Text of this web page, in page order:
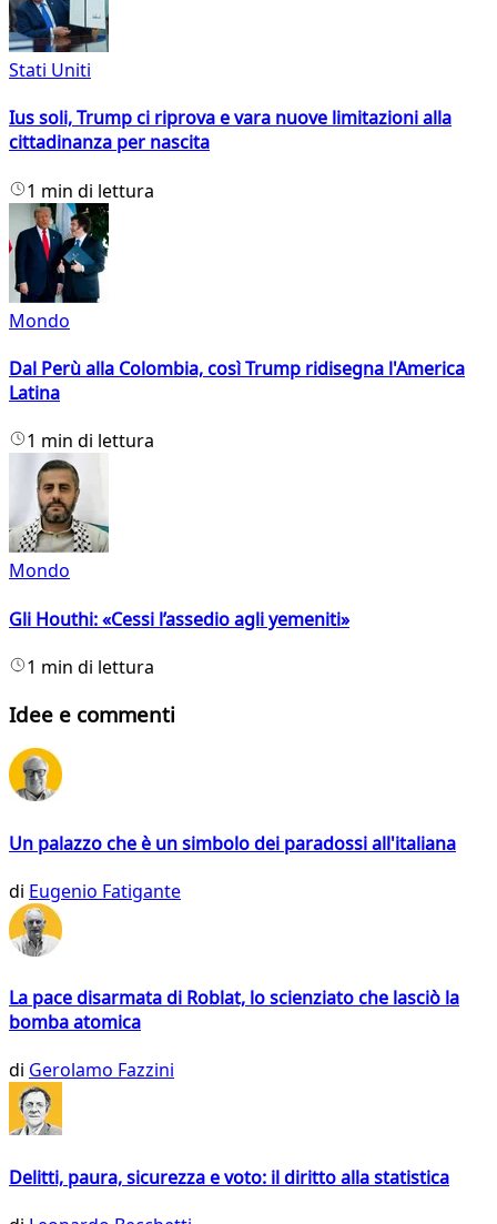
Stati Uniti
Ius soli, Trump ci riprova e vara nuove limitazioni alla
cittadinanza per nascita
1 min di lettura
Mondo
Dal Perù alla Colombia, così Trump ridisegna l'America
Latina
1 min di lettura
Mondo
Gli Houthi: «Cessi l’assedio agli yemeniti»
1 min di lettura
Idee e commenti
Un palazzo che è un simbolo dei paradossi all'italiana
di Eugenio Fatigante
La pace disarmata di Roblat, lo scienziato che lasciò la
bomba atomica
di Gerolamo Fazzini
Delitti, paura, sicurezza e voto: il diritto alla statistica